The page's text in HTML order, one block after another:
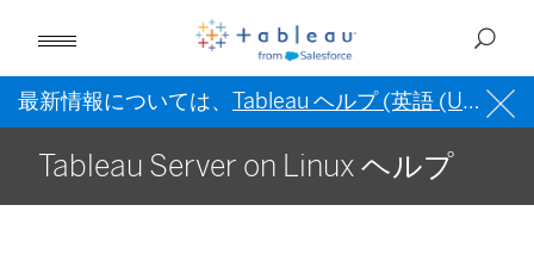
最新情報については、 Tableau ヘルプ (英語 (US)) を
Tableau Server on Linux ヘルプ